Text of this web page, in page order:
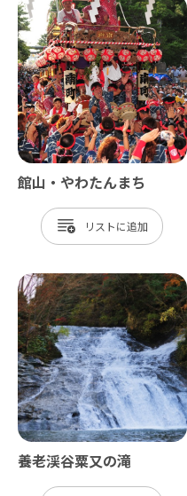
館山・やわたんまち
リスト
養老渓谷粟又の滝